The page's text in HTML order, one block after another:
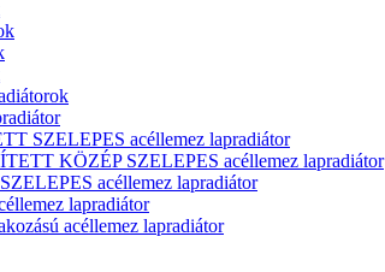
SZELEPES acéllemez lapradiátor
KÖZÉP SZELEPES acéllemez lapradiátor
acéllemez lapradiátor
lapradiátor
acéllemez lapradiátor